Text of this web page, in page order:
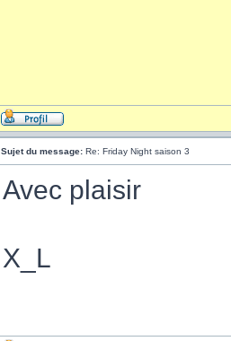
Sujet du message: Re: Friday Night saison 3
Avec plaisir
X_L